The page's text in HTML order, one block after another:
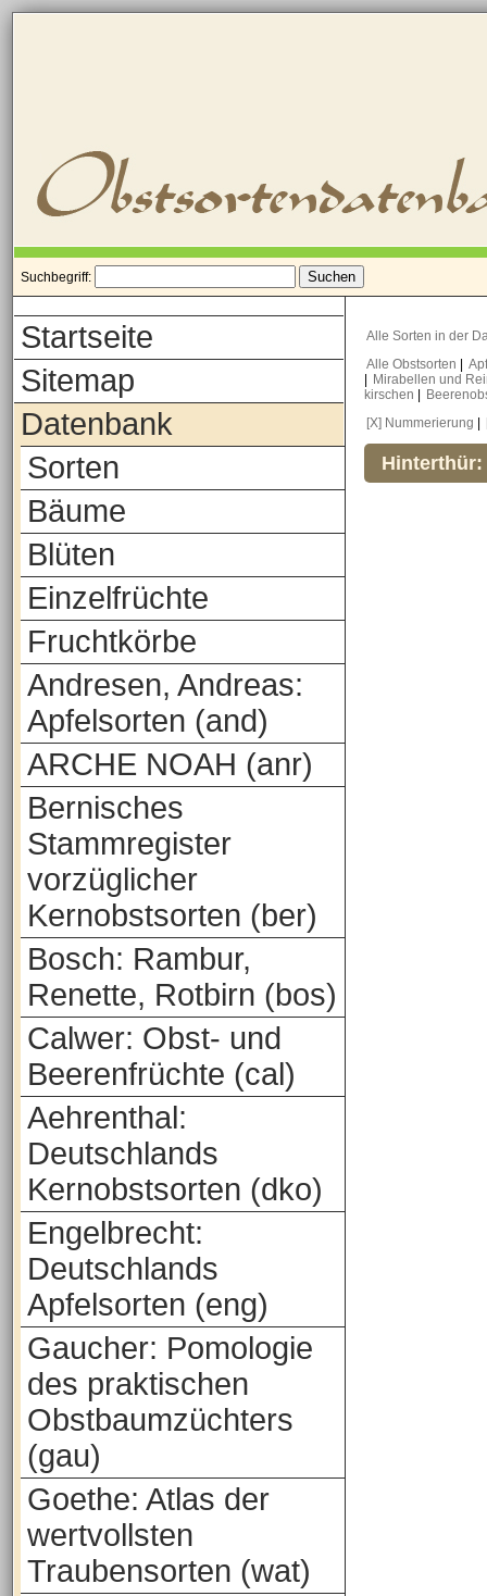
Suchbegriff:
Startseite
Sitemap
Datenbank
Sorten
Bäume
Blüten
Einzelfrüchte
Fruchtkörbe
Andresen, Andreas:
Apfelsorten (and)
ARCHE NOAH (anr)
Bernisches
Stammregister
vorzüglicher
Kernobstsorten (ber)
Bosch: Rambur,
Renette, Rotbirn (bos)
Calwer: Obst- und
Beerenfrüchte (cal)
Aehrenthal:
Deutschlands
Kernobstsorten (dko)
Engelbrecht:
Deutschlands
Apfelsorten (eng)
Gaucher: Pomologie
des praktischen
Obstbaumzüchters
(gau)
Goethe: Atlas der
wertvollsten
Traubensorten (wat)
Alle Sorten in der
Alle Obstsorten
Mirabellen und
kirschen
[X] Nummerierung